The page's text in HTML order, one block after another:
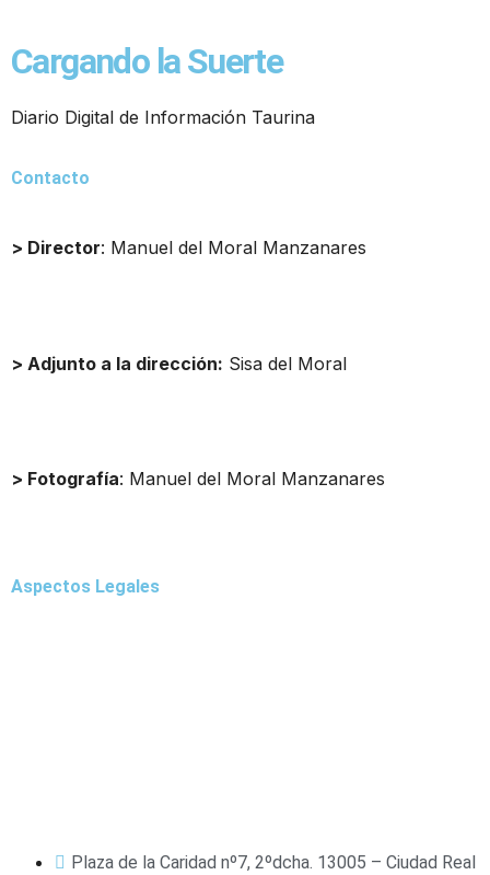
Cargando la Suerte
Diario Digital de Información Taurina
Contacto
> Director: Manuel del Moral Manzanares
> Adjunto a la dirección: Sisa del Moral
> Fotografía: Manuel del Moral Manzanares
Aspectos Legales
Plaza de la Caridad nº7, 2ºdcha. 13005 – Ciudad Real